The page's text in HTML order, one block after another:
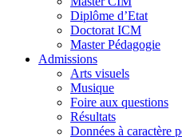
Diplôme d’Etat
Doctorat ICM
Master Pédagogie
Admissions
Arts visuels
Musique
Foire aux questions
Résultats
Données à caractère